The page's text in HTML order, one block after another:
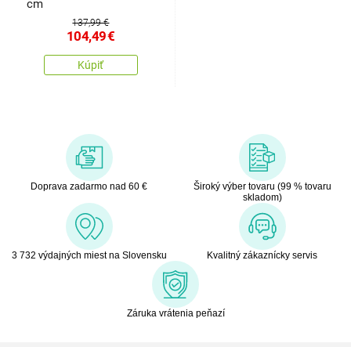
cm
137,99 €
104,49€
Kúpiť
Doprava zadarmo nad 60 €
Široký výber tovaru (99 % tovaru
skladom)
3 732 výdajných miest na Slovensku Kvalitný zákaznícky servis
Záruka vrátenia peňazí